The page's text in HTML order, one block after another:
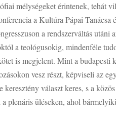
mélységeket érintenek, tehát
a Kultúra Pápai Tanácsa
a rendszerváltás utáni
a teológusokig, mindenféle
is megjelent. Mint a budapesti
vesz részt, képviseli az
választ keres, s a
plenáris üléseken, ahol